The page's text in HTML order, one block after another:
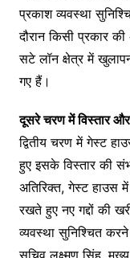
प्रकाश व्यवस्था
दौरान किसी प्रकार
सटे लॉन क्षेत्र में
गए हैं।
दूसरे चरण में विस्तार
द्वितीय चरण में गेस्ट
हुए इसके विस्तार की
अतिरिक्त, गेस्ट हाउस
रखते हुए नए गद्दों की
व्यवस्था सुनिश्चित
सचिव लक्ष्मण सिंह,